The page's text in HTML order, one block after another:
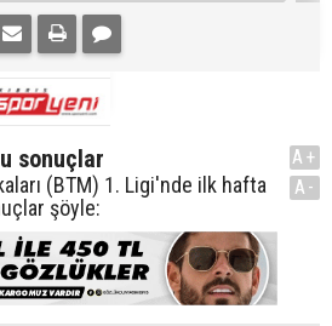
sonuçlar
(BTM) 1. Ligi'nde ilk hafta
şöyle:
A+
A-